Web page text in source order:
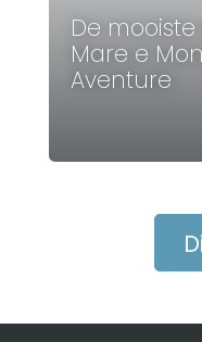
De
Mare e
Aventure